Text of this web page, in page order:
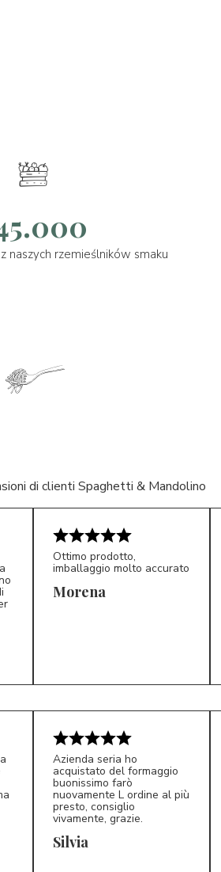
naszych rzemieślników smaku
di clienti Spaghetti & Mandolino
Ottimo prodotto,
imballaggio molto accurato
Morena
S*
Azienda seria ho
acquistato del formaggio
buonissimo farò
nuovamente L ordine al più
presto, consiglio
vivamente, grazie.
Silvia